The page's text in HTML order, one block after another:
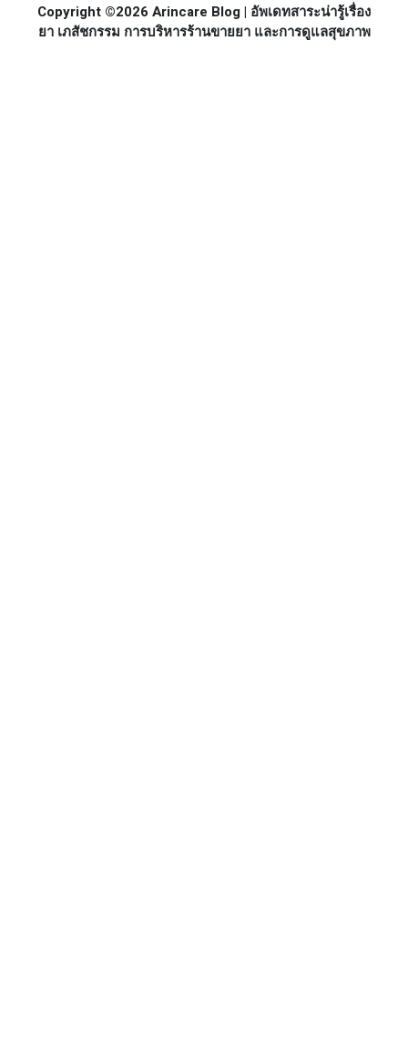
Copyright ©2026 Arincare Blog | อัพเดทสาระน่ารู้เรื่อง
ยา เภสัชกรรม การบริหารร้านขายยา และการดูแลสุขภาพ